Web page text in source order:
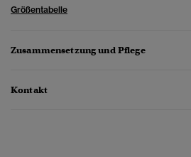
Größentabelle
Zusammensetzung und Pflege
Kontakt